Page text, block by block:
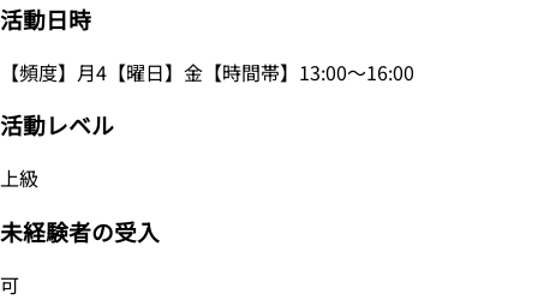
活動日時
【頻度】月4【曜日】金【時間帯】13:00～16:00
活動レベル
上級
未経験者の受入
可